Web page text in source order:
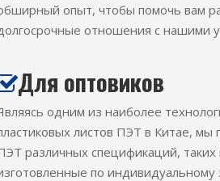
опыт, чтобы помочь вам
отношения с нашими
Для оптовиков
одним из наиболее
листов ПЭТ в Китае, мы
различных спецификаций,
по индивидуальному